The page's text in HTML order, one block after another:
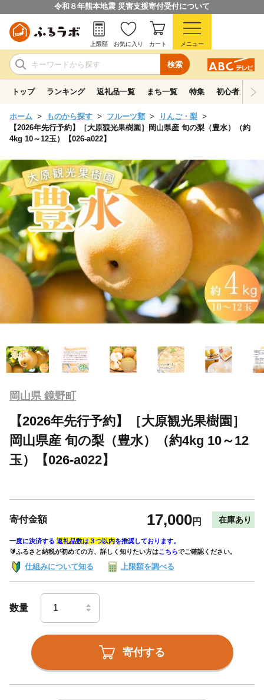
令和８年熊本地震 災害支援寄付受付について
検索
上限額 お気に入り カート メニュー
トップ ランキング 返礼品一覧 まち一覧 特集 初心者ガイド
ホーム ものから探す フルーツ類
りんご・梨
【2026年先行予約】［大原観光果樹園］岡山県産 旬の梨（豊水）（約
4kg 10～12玉）【026-a022】
岡山県 鏡野町
【2026年先行予約】［大原観光果樹園］
岡山県産 旬の梨（豊水）（約4kg 10～12
玉）【026-a022】
寄付金額 17,000円 在庫あり
一度に決済する 返礼品数は３つ以内を推奨しております。
🔰ふるさと納税が初めての方、詳しく知りたい方はこちらでご確認ください。
仕組みについて知る 上限額を調べる
数量
寄付する